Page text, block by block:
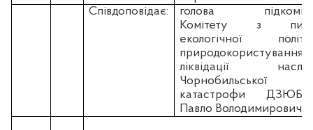
Співдоповідає:
голова
Комітету з
екологічної
природокористування
ліквідації
Чорнобильської
катастрофи
Павло Володимирович